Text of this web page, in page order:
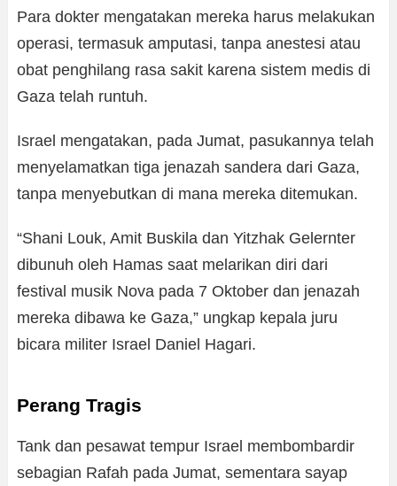
Para dokter mengatakan mereka harus melakukan
operasi, termasuk amputasi, tanpa anestesi atau
obat penghilang rasa sakit karena sistem medis di
Gaza telah runtuh.
Israel mengatakan, pada Jumat, pasukannya telah
menyelamatkan tiga jenazah sandera dari Gaza,
tanpa menyebutkan di mana mereka ditemukan.
“Shani Louk, Amit Buskila dan Yitzhak Gelernter
dibunuh oleh Hamas saat melarikan diri dari
festival musik Nova pada 7 Oktober dan jenazah
mereka dibawa ke Gaza,” ungkap kepala juru
bicara militer Israel Daniel Hagari.
Perang Tragis
Tank dan pesawat tempur Israel membombardir
sebagian Rafah pada Jumat, sementara sayap